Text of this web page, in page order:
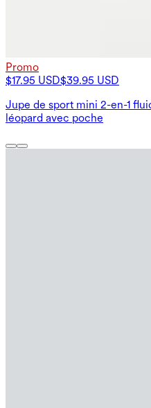
Promo
$17.95 USD$39.95 USD
Jupe de sport mini 2-en-1
léopard avec poche